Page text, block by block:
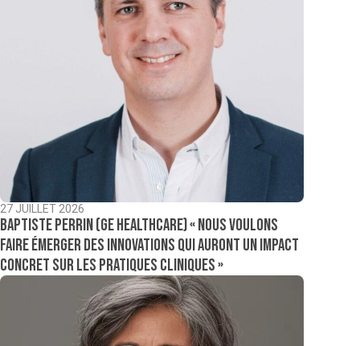
27 JUILLET 2026
Baptiste Perrin (GE Healthcare) « Nous voulons
faire émerger des innovations qui auront un impact
concret sur les pratiques cliniques »